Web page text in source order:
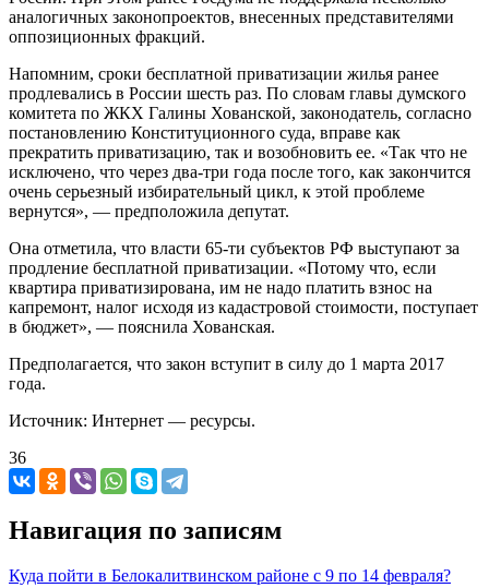
аналогичных законопроектов, внесенных представителями
оппозиционных фракций.
Напомним, сроки бесплатной приватизации жилья ранее
продлевались в России шесть раз. По словам главы думского
комитета по ЖКХ Галины Хованской, законодатель, согласно
постановлению Конституционного суда, вправе как
прекратить приватизацию, так и возобновить ее. «Так что не
исключено, что через два-три года после того, как закончится
очень серьезный избирательный цикл, к этой проблеме
вернутся», — предположила депутат.
Она отметила, что власти 65-ти субъектов РФ выступают за
продление бесплатной приватизации. «Потому что, если
квартира приватизирована, им не надо платить взнос на
капремонт, налог исходя из кадастровой стоимости, поступает
в бюджет», — пояснила Хованская.
Предполагается, что закон вступит в силу до 1 марта 2017
года.
Источник: Интернет — ресурсы.
36
Навигация по записям
Куда пойти в Белокалитвинском районе с 9 по 14 февраля?